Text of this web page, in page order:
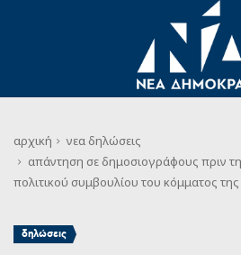
αρχική νεα δηλώσεις
απάντηση σε δημοσιογράφους πριν
πολιτικού συμβουλίου του κόμματος της
δηλώσεις